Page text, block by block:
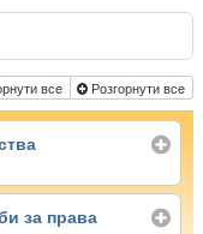
все Розгорнути все
за права